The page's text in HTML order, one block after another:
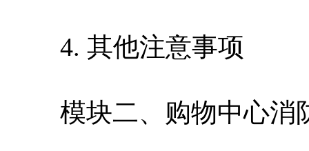
4. 其他注意事项
模块二、购物中心消